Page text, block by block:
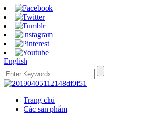
English
Trang chủ
Các sản phẩm